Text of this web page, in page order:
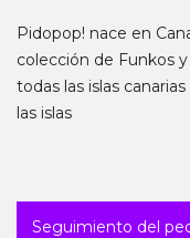
Pidopop! nace en
colección de Funkos
todas las islas
las islas
Seguimiento del